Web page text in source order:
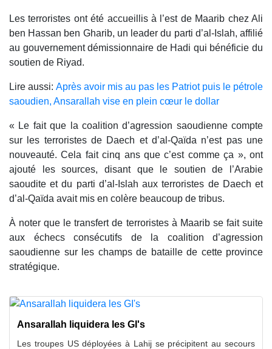
Les terroristes ont été accueillis à l’est de Maarib chez Ali
ben Hassan ben Gharib, un leader du parti d’al-Islah, affilié
au gouvernement démissionnaire de Hadi qui bénéficie du
soutien de Riyad.
Lire aussi: Après avoir mis au pas les Patriot puis le pétrole
saoudien, Ansarallah vise en plein cœur le dollar
« Le fait que la coalition d’agression saoudienne compte
sur les terroristes de Daech et d’al-Qaïda n’est pas une
nouveauté. Cela fait cinq ans que c’est comme ça », ont
ajouté les sources, disant que le soutien de l’Arabie
saoudite et du parti d’al-Islah aux terroristes de Daech et
d’al-Qaïda avait mis en colère beaucoup de tribus.
À noter que le transfert de terroristes à Maarib se fait suite
aux échecs consécutifs de la coalition d’agression
saoudienne sur les champs de bataille de cette province
stratégique.
Ansarallah liquidera les GI's
Les troupes US déployées à Lahij se précipitent au secours